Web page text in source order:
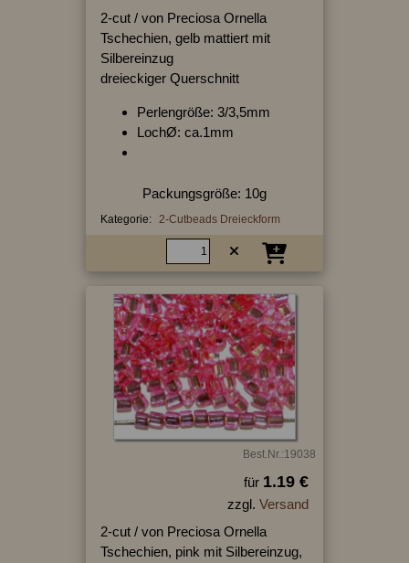
2-cut / von Preciosa Ornella
Tschechien, gelb mattiert mit
Silbereinzug
dreieckiger Querschnitt
Perlengröße: 3/3,5mm
LochØ: ca.1mm
Packungsgröße: 10g
Kategorie: 2-Cutbeads Dreieckform
Best.Nr.:19038
für 1.19 €
zzgl. Versand
2-cut / von Preciosa Ornella
Tschechien, pink mit Silbereinzug,